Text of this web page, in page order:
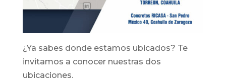
¿Ya sabes donde estamos ubicados? Te
invitamos a conocer nuestras dos
ubicaciones.